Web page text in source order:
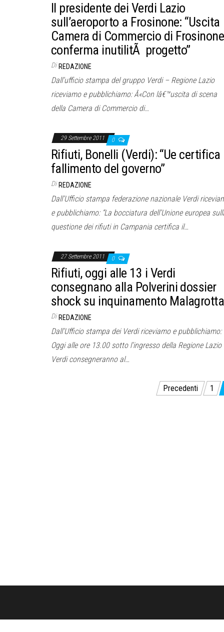
Il presidente dei Verdi Lazio
sull’aeroporto a Frosinone: “Uscita
Camera di Commercio di Frosinone
conferma inutilitÃ progetto”
Di REDAZIONE
Dall’ufficio stampa del gruppo Verdi – Regione Lazio
riceviamo e pubblichiamo: Â«Con lâ€™uscita di scena
della Camera di Commercio di…
29 Settembre 2011 0
Rifiuti, Bonelli (Verdi): “Ue certifica
fallimento del governo”
Di REDAZIONE
Dall’Ufficio stampa federazione nazionale Verdi
e pubblichiamo: “La bocciatura dell’Unione europea
questione dei rifiuti in Campania certifica il…
27 Settembre 2011 0
Rifiuti, oggi alle 13 i Verdi
consegnano alla Polverini dossier
shock su inquinamento Malagrotta
Di REDAZIONE
Dall’Ufficio stampa dei Verdi riceviamo e pubblichiamo:
Oggi alle ore 13.00 sotto l’ingresso della Regione Lazio
Verdi consegneranno al…
Precedenti 1